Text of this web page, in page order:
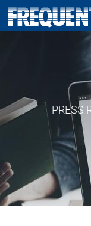
Direkt
zum
Inhalt
PRESS